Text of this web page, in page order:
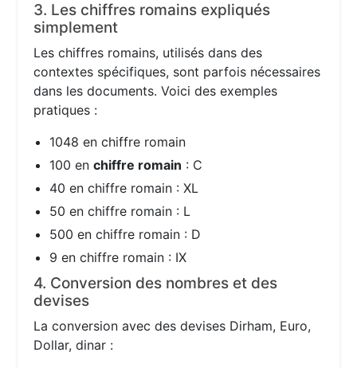
3. Les chiffres romains expliqués
simplement
Les chiffres romains, utilisés dans des
contextes spécifiques, sont parfois nécessaires
dans les documents. Voici des exemples
pratiques :
1048 en chiffre romain
100 enchiffre romain : C
40 en chiffre romain : XL
50 en chiffre romain : L
500 en chiffre romain : D
9 en chiffre romain : IX
4. Conversion des nombres et des
devises
La conversion avec des devises Dirham, Euro,
Dollar, dinar :